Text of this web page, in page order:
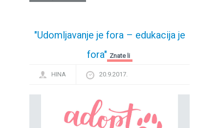
"Udomljavanje je fora – edukacija je
fora" Znate li
HINA 20.9.2017.